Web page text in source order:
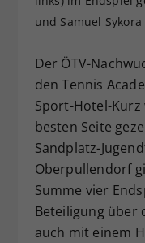
und Samuel
Der ÖTV-
den Tennis
Sport-Hotel-
besten Seite
Sandplatz-
Oberpullendorf
Summe vier
Beteiligung über
auch mit einem
Zweck
hat.